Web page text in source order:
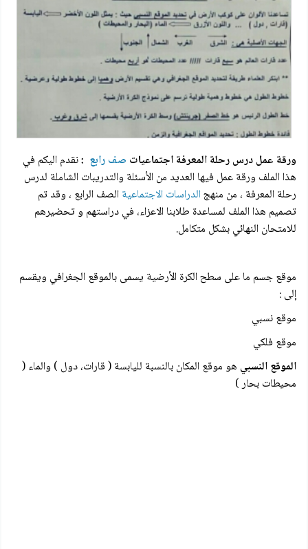
ورقة عمل درس رحلة المعرفة اجتماعيات صف رابع :نقدم اليكم في
هذا الملف ورقة عمل فيها العديد من الأسئلة والتدريبات الشاملة لدرس
رحلة المعرفة ، من منهجالدراسات الاجتماعية الصف الرابع ، وقد تم
تصميم هذا الملف لمساعدة طلابنا الاعزاء، في دراستهم و تحضيرهم
للامتحان النهائي بشكل متكامل.
موقع جسم ما على سطح الكرة الأرضية يسمى بالموقع الجغرافي ويقسم
إلى :
موقع نسبي
موقع فلكي
الموقع النسبي هو موقع المكان بالنسبة لليابسة ( قارات، دول ) والماء (
محيطات بحار )